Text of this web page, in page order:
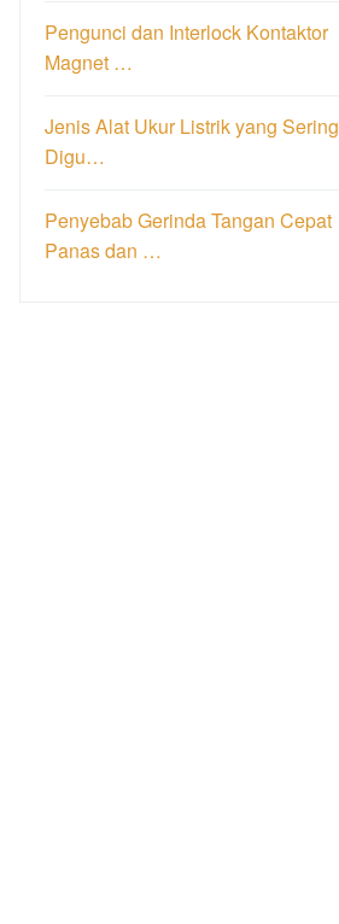
Pengunci dan Interlock Kontaktor
Magnet …
Jenis Alat Ukur Listrik yang Sering
Digu…
Penyebab Gerinda Tangan Cepat
Panas dan …